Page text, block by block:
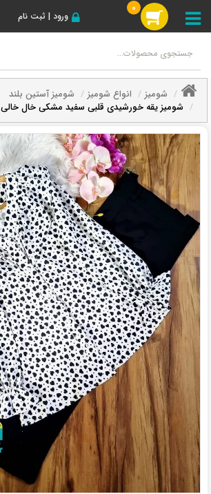
ورود | ثبت نام
0
شومیز انواع شومیز
شومیز آستین بلند
شومیز یقه خورشیدی قلبی سفید مشکی خال خالی